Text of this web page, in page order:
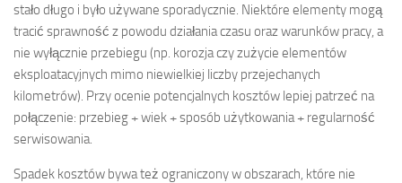
stało długo i było używane sporadycznie. Niektóre elementy mogą
tracić sprawność z powodu działania czasu oraz warunków pracy, a
nie wyłącznie przebiegu (np. korozja czy zużycie elementów
eksploatacyjnych mimo niewielkiej liczby przejechanych
kilometrów). Przy ocenie potencjalnych kosztów lepiej patrzeć na
połączenie: przebieg + wiek + sposób użytkowania + regularność
serwisowania.
Spadek kosztów bywa też ograniczony w obszarach, które nie